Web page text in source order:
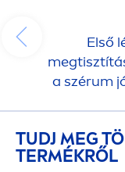
Első
a szérum
TUDJ MEG
TERMÉKRŐL